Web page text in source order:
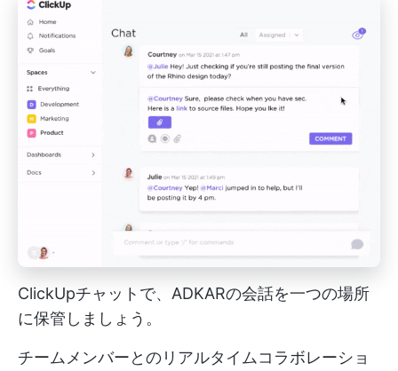
ClickUpチャットで、ADKARの会話を一つの場所
に保管しましょう。
チームメンバーとのリアルタイムコラボレーショ